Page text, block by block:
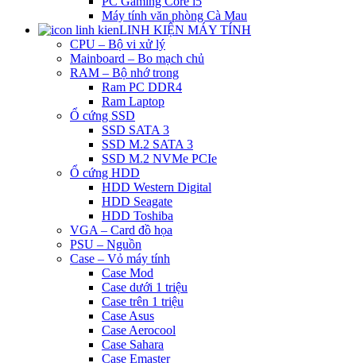
Máy tính văn phòng Cà Mau
LINH KIỆN MÁY TÍNH
CPU – Bộ vi xử lý
Mainboard – Bo mạch chủ
RAM – Bộ nhớ trong
Ram PC DDR4
Ram Laptop
Ổ cứng SSD
SSD SATA 3
SSD M.2 SATA 3
SSD M.2 NVMe PCIe
Ổ cứng HDD
HDD Western Digital
HDD Seagate
HDD Toshiba
VGA – Card đồ họa
PSU – Nguồn
Case – Vỏ máy tính
Case Mod
Case dưới 1 triệu
Case trên 1 triệu
Case Asus
Case Aerocool
Case Sahara
Case Emaster